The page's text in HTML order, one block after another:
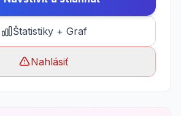
Štatistiky + Graf
Nahlásiť